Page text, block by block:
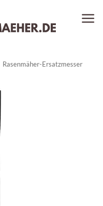
Rasenmäher-Ersatzmesser